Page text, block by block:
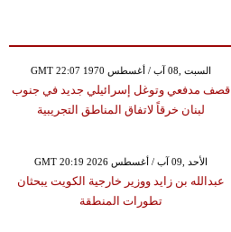
GMT 22:07 1970 السبت ,08 آب / أغسطس
قصف مدفعي وتوغل إسرائيلي جديد في جنوب
لبنان خرقاً لاتفاق المناطق التجريبية
GMT 20:19 2026 الأحد ,09 آب / أغسطس
عبدالله بن زايد ووزير خارجية الكويت يبحثان
تطورات المنطقة